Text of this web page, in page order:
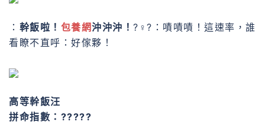
： 幹飯啦！ 包養網沖沖沖！ ?♀?：嘖嘖嘖！這速率，誰
看瞭不直呼：好傢夥！
高等幹飯汪
拼命指數：?????